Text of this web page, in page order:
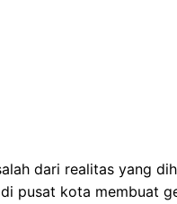
dari realitas yang
pusat kota membuat